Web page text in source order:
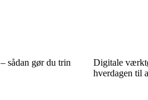
sådan gør du trin
Digitale
hverdagen til